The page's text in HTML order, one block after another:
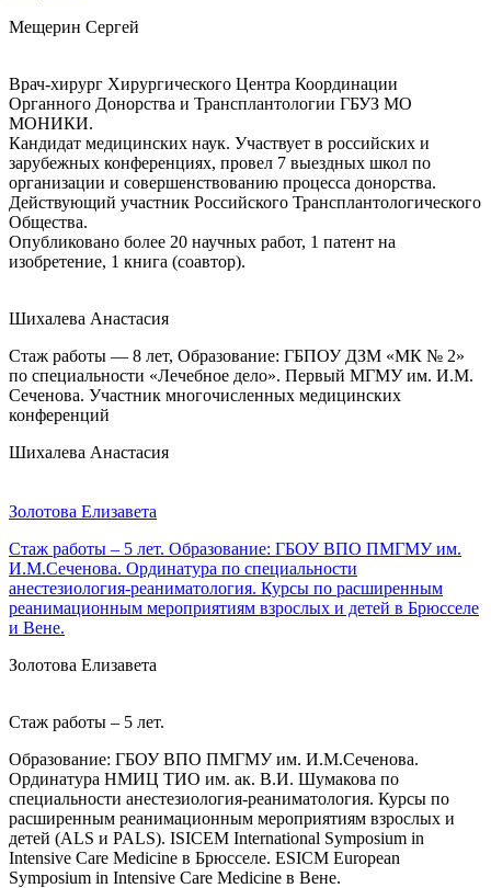
Мещерин Сергей
Врач-хирург Хирургического Центра Координации
Органного Донорства и Трансплантологии ГБУЗ МО
МОНИКИ.
Кандидат медицинских наук. Участвует в российских и
зарубежных конференциях, провел 7 выездных школ по
организации и совершенствованию процесса донорства.
Действующий участник Российского Трансплантологического
Общества.
Опубликовано более 20 научных работ, 1 патент на
изобретение, 1 книга (соавтор).
Шихалева Анастасия
Стаж работы — 8 лет, Образование: ГБПОУ ДЗМ «МК № 2»
по специальности «Лечебное дело». Первый МГМУ им. И.М.
Сеченова. Участник многочисленных медицинских
конференций
Шихалева Анастасия
Золотова Елизавета
Стаж работы – 5 лет. Образование: ГБОУ ВПО ПМГМУ им.
И.М.Сеченова. Ординатура по специальности
анестезиология-реаниматология. Курсы по расширенным
реанимационным мероприятиям взрослых и детей в Брюсселе
и Вене.
Золотова Елизавета
Стаж работы – 5 лет.
Образование: ГБОУ ВПО ПМГМУ им. И.М.Сеченова.
Ординатура НМИЦ ТИО им. ак. В.И. Шумакова по
специальности анестезиология-реаниматология. Курсы по
расширенным реанимационным мероприятиям взрослых и
детей (ALS и PALS). ISICEM International Symposium in
Intensive Care Medicine в Брюсселе. ESICM European
Symposium in Intensive Care Medicine в Вене.